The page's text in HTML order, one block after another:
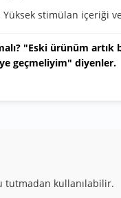
Yüksek stimülan içeriği
"Eski ürünüm
geçmeliyim" diyenler.
tutmadan kullanılabilir.